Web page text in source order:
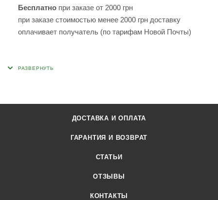
Бесплатно при заказе от 2000 грн
при заказе стоимостью менее 2000 грн доставку
оплачивает получатель (по тарифам Новой Почты)
ДОСТАВКА И ОПЛАТА
ГАРАНТИЯ И ВОЗВРАТ
СТАТЬИ
ОТЗЫВЫ
КОНТАКТЫ